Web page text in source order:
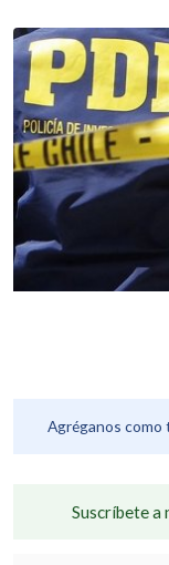
Agréganos como
Suscríbete a